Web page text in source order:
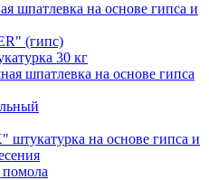
шпатлевка на основе гипса и
(гипс)
30 кг
шпатлевка на основе гипса
на основе гипса и